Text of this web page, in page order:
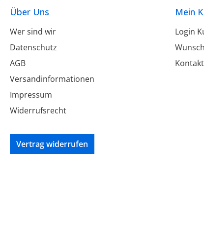
Über Uns
Wer sind wir
Datenschutz
AGB
Versandinformationen
Impressum
Widerrufsrecht
Vertrag widerrufen
Mein
Login
Kontakt